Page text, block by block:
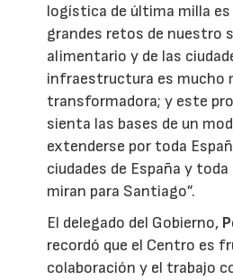
logística de última milla es
grandes retos de nuestro
alimentario y de las
infraestructura es mucho
transformadora; y este
sienta las bases de un
extenderse por toda
ciudades de España y toda
miran para Santiago”.
El delegado del Gobierno,
recordó que el Centro es
colaboración y el trabajo